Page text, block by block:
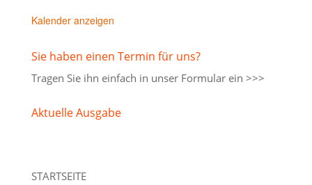
Kalender anzeigen
Sie haben einen Termin für uns?
Tragen Sie ihn einfach in unser Formular ein >>>
Aktuelle Ausgabe
STARTSEITE